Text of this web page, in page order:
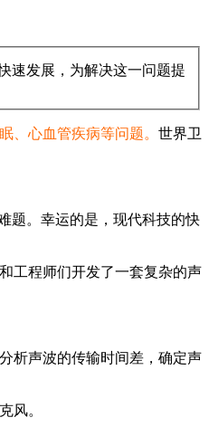
速发展，为解决这一问题提
、心血管疾病等问题。 世界卫
题。幸运的是，现代科技的快
工程师们开发了一套复杂的声
析声波的传输时间差，确定声
风。